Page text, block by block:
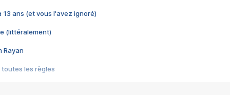
13 ans (et vous l'avez ignoré)
(littéralement)
Rayan
toutes les règles